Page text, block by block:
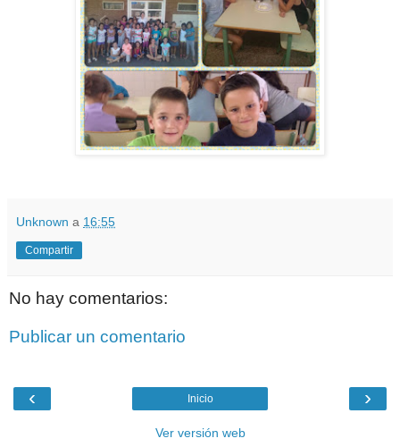
Unknown a 16:55
Compartir
No hay comentarios:
Publicar un comentario
‹ ›
Inicio
Ver versión web